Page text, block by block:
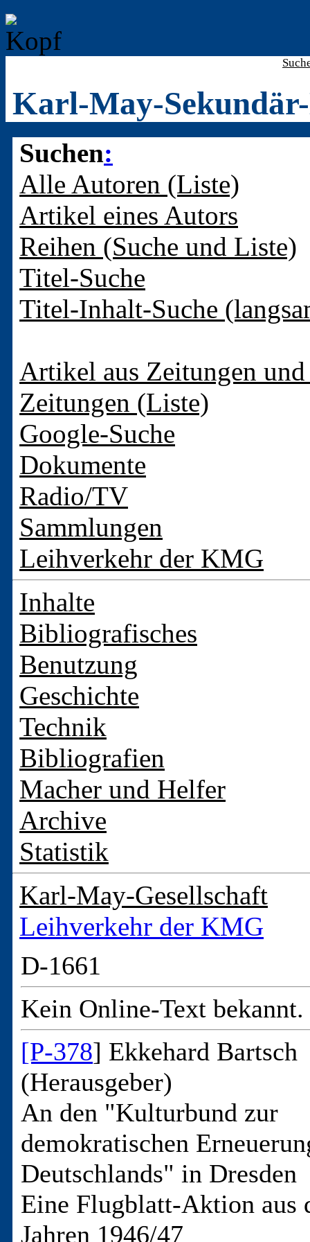
Karl-May-
Suchen:
Alle Autoren (Liste)
Artikel eines Autors
Reihen (Suche und Liste)
Titel-Suche
Titel-Inhalt-Suche
Artikel aus Zeitungen
Zeitungen (Liste)
Google-Suche
Dokumente
Radio/TV
Sammlungen
Leihverkehr der KMG
Inhalte
Bibliografisches
Benutzung
Geschichte
Technik
Bibliografien
Macher und Helfer
Archive
Statistik
Karl-May-Gesellschaft
Leihverkehr der KMG
D-1661
Kein Online-Text bekannt.
[P-378] Ekkehard Bartsch
(Herausgeber)
An den "Kulturbund zur
demokratischen
Deutschlands" in Dresden
Eine Flugblatt-Aktion aus
Jahren 1946/47